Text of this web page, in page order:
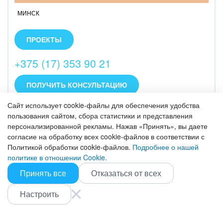
МИНСК
Беларуси, России, США и Польше. 14 лет
оказываем услуги от разработки и поддержки
ПРОЕКТЫ
+375 (17) 353 90 21
ПОЛУЧИТЬ КОНСУЛЬТАЦИЮ
help CRM:
БИЗНЕС
ЕЩЕ 1
Специализируемся на облачном Битрикс24.
Оказываем полный спектр услуг: внедрение,
доработка, техническая поддержка, интеграция.
ПРОЕКТЫ
+375295530682
Сайт использует cookie-файлы для обеспечения удобства
пользования сайтом, сбора статистики и представления
персонализированной рекламы. Нажав «Принять», вы даете
согласие на обработку всех cookie-файлов в соответствии с
Политикой обработки cookie-файлов. Подробнее о нашей
политике в отношении Cookie.
Принять все
Отказаться от всех
Настроить